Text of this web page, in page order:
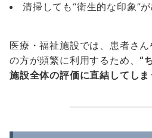
清掃しても“衛生的な印象”
医療・福祉施設では、患者さ
の方が頻繁に利用するため、“
施設全体の評価に直結してしま